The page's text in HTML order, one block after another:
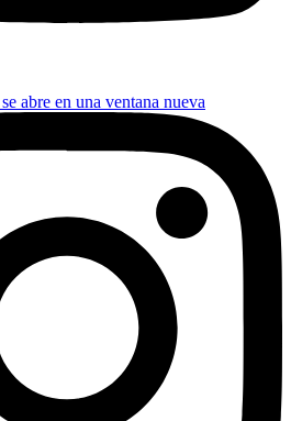
abre en una ventana nueva